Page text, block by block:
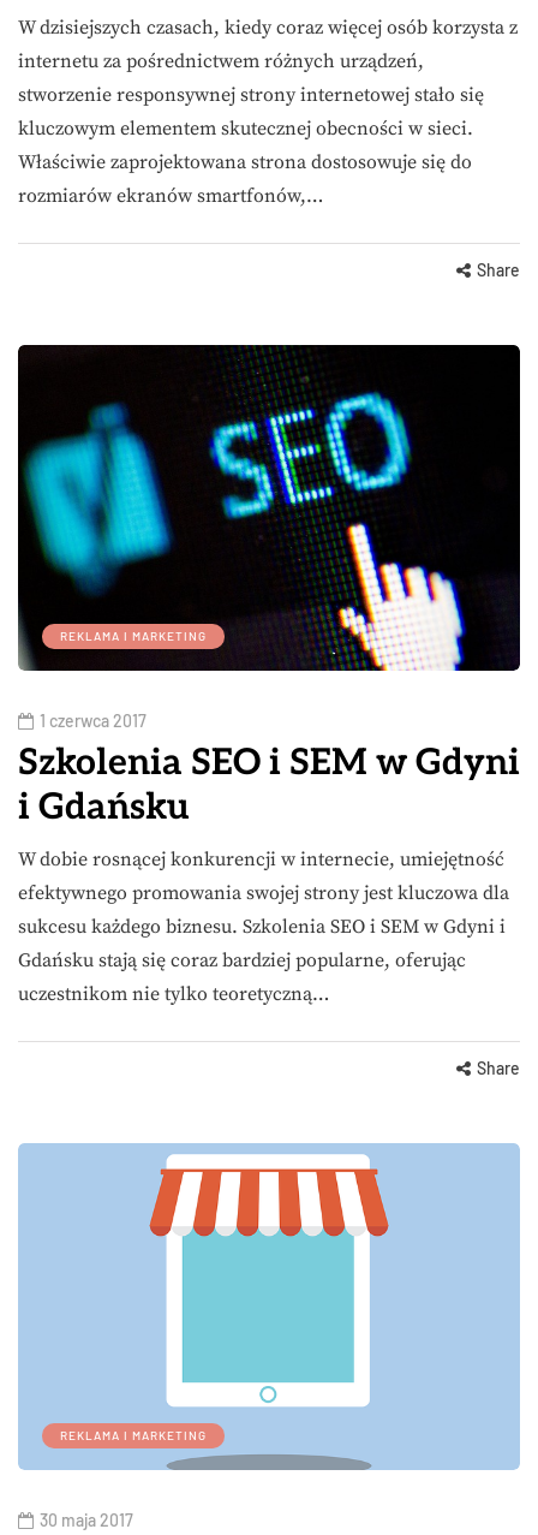
W dzisiejszych czasach, kiedy coraz więcej osób korzysta z
internetu za pośrednictwem różnych urządzeń,
stworzenie responsywnej strony internetowej stało się
kluczowym elementem skutecznej obecności w sieci.
Właściwie zaprojektowana strona dostosowuje się do
rozmiarów ekranów smartfonów,…
Share
REKLAMA I MARKETING
1 czerwca 2017
Szkolenia SEO i SEM w Gdyni
i Gdańsku
W dobie rosnącej konkurencji w internecie, umiejętność
efektywnego promowania swojej strony jest kluczowa dla
sukcesu każdego biznesu. Szkolenia SEO i SEM w Gdyni i
Gdańsku stają się coraz bardziej popularne, oferując
uczestnikom nie tylko teoretyczną…
Share
REKLAMA I MARKETING
30 maja 2017